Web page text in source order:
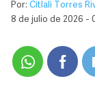
Por: Citlali Torres
8 de julio de 2026 -